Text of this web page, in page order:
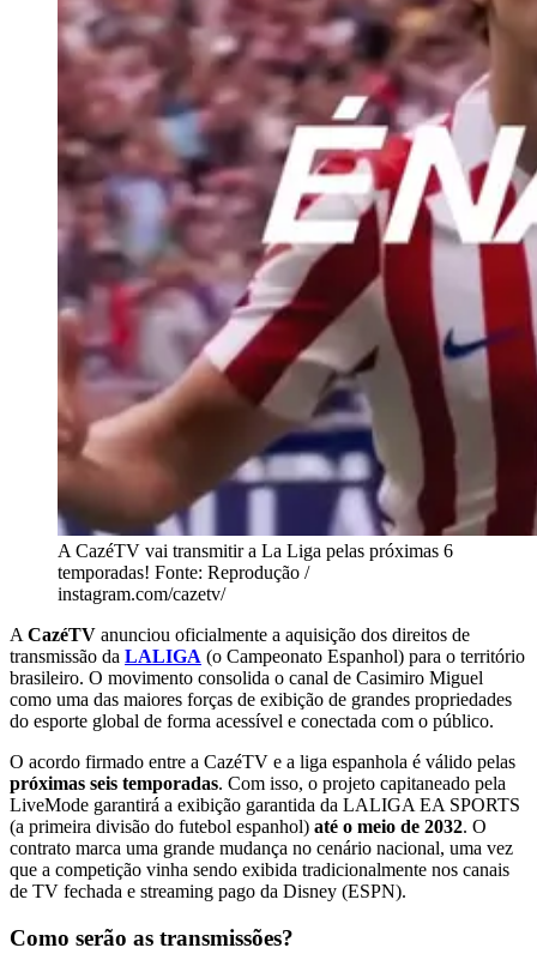
A CazéTV vai transmitir a La Liga pelas próximas 6
temporadas! Fonte: Reprodução /
instagram.com/cazetv/
A CazéTV anunciou oficialmente a aquisição dos direitos de
transmissão da LALIGA (o Campeonato Espanhol) para o território
brasileiro. O movimento consolida o canal de Casimiro Miguel
como uma das maiores forças de exibição de grandes propriedades
do esporte global de forma acessível e conectada com o público.
O acordo firmado entre a CazéTV e a liga espanhola é válido pelas
próximas seis temporadas. Com isso, o projeto capitaneado pela
LiveMode garantirá a exibição garantida da LALIGA EA SPORTS
(a primeira divisão do futebol espanhol) até o meio de 2032. O
contrato marca uma grande mudança no cenário nacional, uma vez
que a competição vinha sendo exibida tradicionalmente nos canais
de TV fechada e streaming pago da Disney (ESPN).
Como serão as transmissões?